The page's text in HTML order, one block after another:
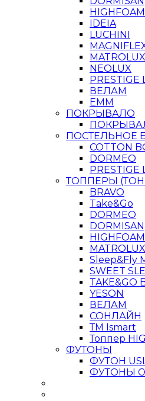
HIGHFOAM
IDEIA
LUCHINI
NEOLUX
PRESTIGE
ВЕЛАМ
ЕММ
ПОКРЫВАЛО
ПОСТЕЛЬНОЕ
COTTON
DORMEO
PRESTIGE
ТОППЕРЫ
BRAVO
Take&Go
DORMEO
DORMISAN
Sleep&Fly
SWEET
TAKE&GO
YESON
ВЕЛАМ
СОНЛАЙН
ТМ Ismart
Топпер
ФУТОНЫ
ФУТОН
ФУТОНЫ